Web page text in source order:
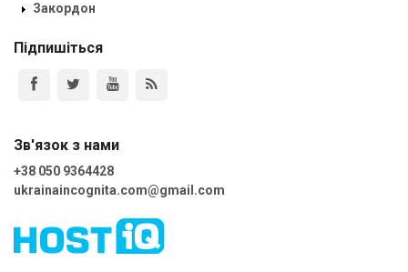
Закордон
Підпишіться
Зв'язок з нами
+38 050 9364428
ukrainaincognita.com@gmail.com